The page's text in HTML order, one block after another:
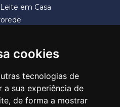
cookies
tecnologias de
a sua experiência de
de forma a mostrar
em Casa